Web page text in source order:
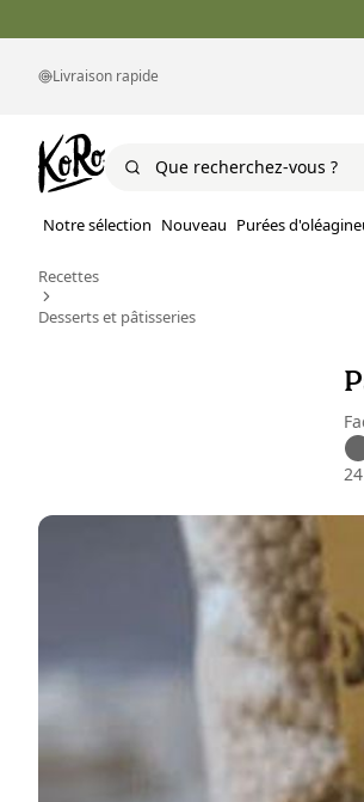
Livraison rapide
Notre sélection Nouveau Purées
Recettes
Desserts et pâtisseries